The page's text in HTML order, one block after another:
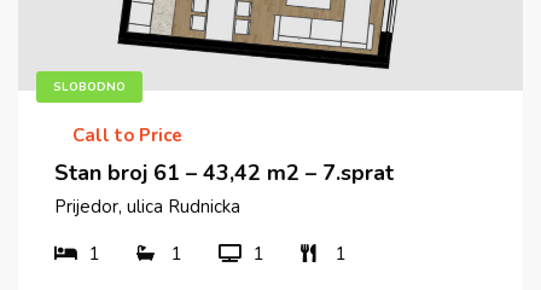
SLOBODNO
Call to Price
Stan broj 61 – 43,42 m2 – 7.sprat
Prijedor, ulica Rudnicka
1
1 1 1